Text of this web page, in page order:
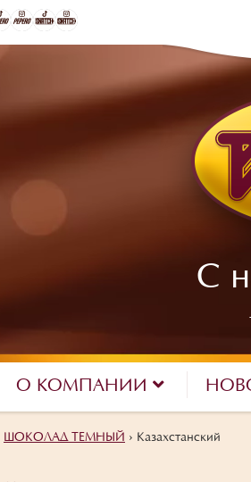
С
О КОМПАНИИ
ШОКОЛАД ТЕМНЫЙ › Казахстанский